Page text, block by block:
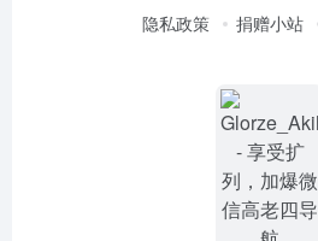
隐私政策 捐赠小站